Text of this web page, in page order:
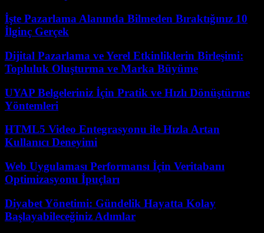
İşte Pazarlama Alanında Bilmeden Bıraktığınız 10
İlginç Gerçek
Dijital Pazarlama ve Yerel Etkinliklerin Birleşimi:
Topluluk Oluşturma ve Marka Büyüme
UYAP Belgeleriniz İçin Pratik ve Hızlı Dönüştürme
Yöntemleri
HTML5 Video Entegrasyonu ile Hızla Artan
Kullanıcı Deneyimi
Web Uygulaması Performansı İçin Veritabanı
Optimizasyonu İpuçları
Diyabet Yönetimi: Gündelik Hayatta Kolay
Başlayabileceğiniz Adımlar